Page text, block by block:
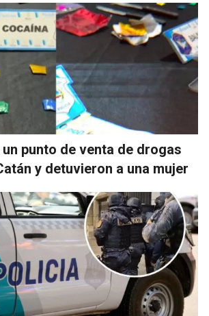
punto de venta de drogas
y detuvieron a una mujer